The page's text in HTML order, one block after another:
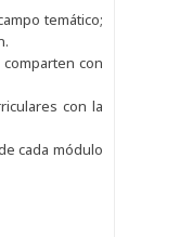
temático;
con
con la
cada módulo